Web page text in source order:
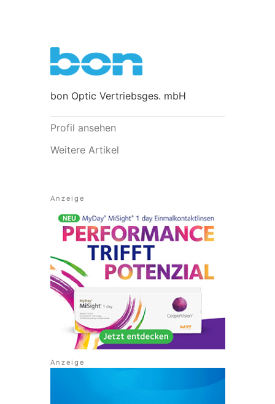
bon Optic Vertriebsges. mbH
Profil ansehen
Weitere Artikel